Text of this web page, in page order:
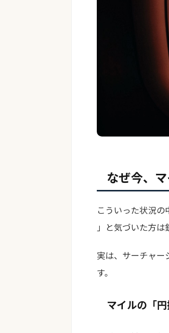
なぜ今、
こういった状況
」と気づいた方は
実は、サーチャー
す。
マイルの「